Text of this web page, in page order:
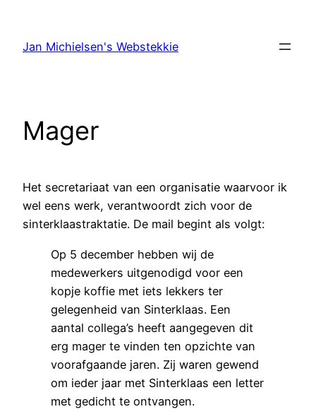
Jan Michielsen's Webstekkie
Mager
Het secretariaat van een organisatie waarvoor ik
wel eens werk, verantwoordt zich voor de
sinterklaastraktatie. De mail begint als volgt:
Op 5 december hebben wij de
medewerkers uitgenodigd voor een
kopje koffie met iets lekkers ter
gelegenheid van Sinterklaas. Een
aantal collega’s heeft aangegeven dit
erg mager te vinden ten opzichte van
voorafgaande jaren. Zij waren gewend
om ieder jaar met Sinterklaas een letter
met gedicht te ontvangen.